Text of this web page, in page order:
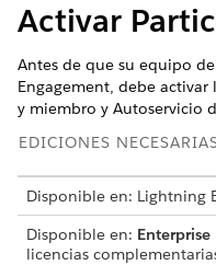
Activar
Antes de que su equipo
Engagement, debe
y miembro y Autoservicio
EDICIONES
Disponible en: Lightning
Disponible en: Enterprise
licencias